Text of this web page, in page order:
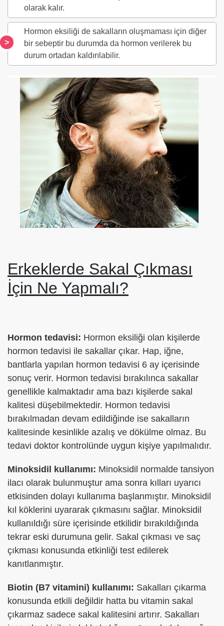
olarak kalır.
Hormon eksiliği de sakalların oluşmaması için diğer
bir sebeptir bu durumda da hormon verilerek bu
durum ortadan kaldırılabilir.
Erkeklerde Sakal Çıkması
İçin Ne Yapmalı?
Hormon tedavisi: Hormon eksiliği olan kişilerde
hormon tedavisi ile sakallar çıkar. Hap, iğne,
bantlarla yapılan hormon tedavisi 6 ay içerisinde
sonuç verir. Hormon tedavisi bırakılınca sakallar
genellikle kalmaktadır ama bazı kişilerde sakal
kalitesi düşebilmektedir. Hormon tedavisi
bırakılmadan devam edildiğinde ise sakalların
kalitesinde kesinlikle azalış ve dökülme olmaz. Bu
tedavi doktor kontrolünde uygun kişiye yapılmalıdır.
Minoksidil kullanımı: Minoksidil normalde tansiyon
ilacı olarak bulunmuştur ama sonra kılları uyarıcı
etkisinden dolayı kullanıma başlanmıştır. Minoksidil
kıl köklerini uyararak çıkmasını sağlar. Minoksidil
kullanıldığı süre içerisinde etkilidir bırakıldığında
tekrar eski durumuna gelir. Sakal çıkması ve saç
çıkması konusunda etkinliği test edilerek
kanıtlanmıştır.
Biotin (B7 vitamini) kullanımı: Sakalları çıkarma
konusunda etkili değildir hatta bu vitamin sakal
çıkarmaz sadece sakal kalitesini artırır. Sakalları